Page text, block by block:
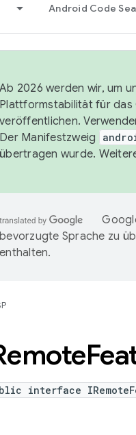
Android Code
Ab 2026 werden wir, um
Plattformstabilität für das
veröffentlichen.
Der Manifestzweig
übertragen wurde.
bevorzugte Sprache zu
enthalten.
interface